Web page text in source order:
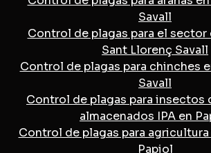
Savall
Control de plagas para el
Sant Llorenç Savall
Control de plagas para chinches
Savall
Control de plagas para insectos
almacenados IPA en
Control de plagas para agricultura
Papiol